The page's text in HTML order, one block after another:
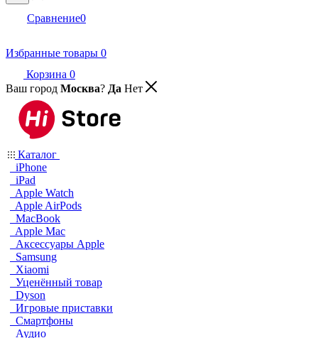
Сравнение0
Избранные товары 0
Корзина 0
Ваш город Москва? Да Нет
Каталог
iPhone
iPad
Apple Watch
Apple AirPods
MacBook
Apple Mac
Аксессуары Apple
Samsung
Xiaomi
Уценённый товар
Dyson
Игровые приставки
Смартфоны
Аудио